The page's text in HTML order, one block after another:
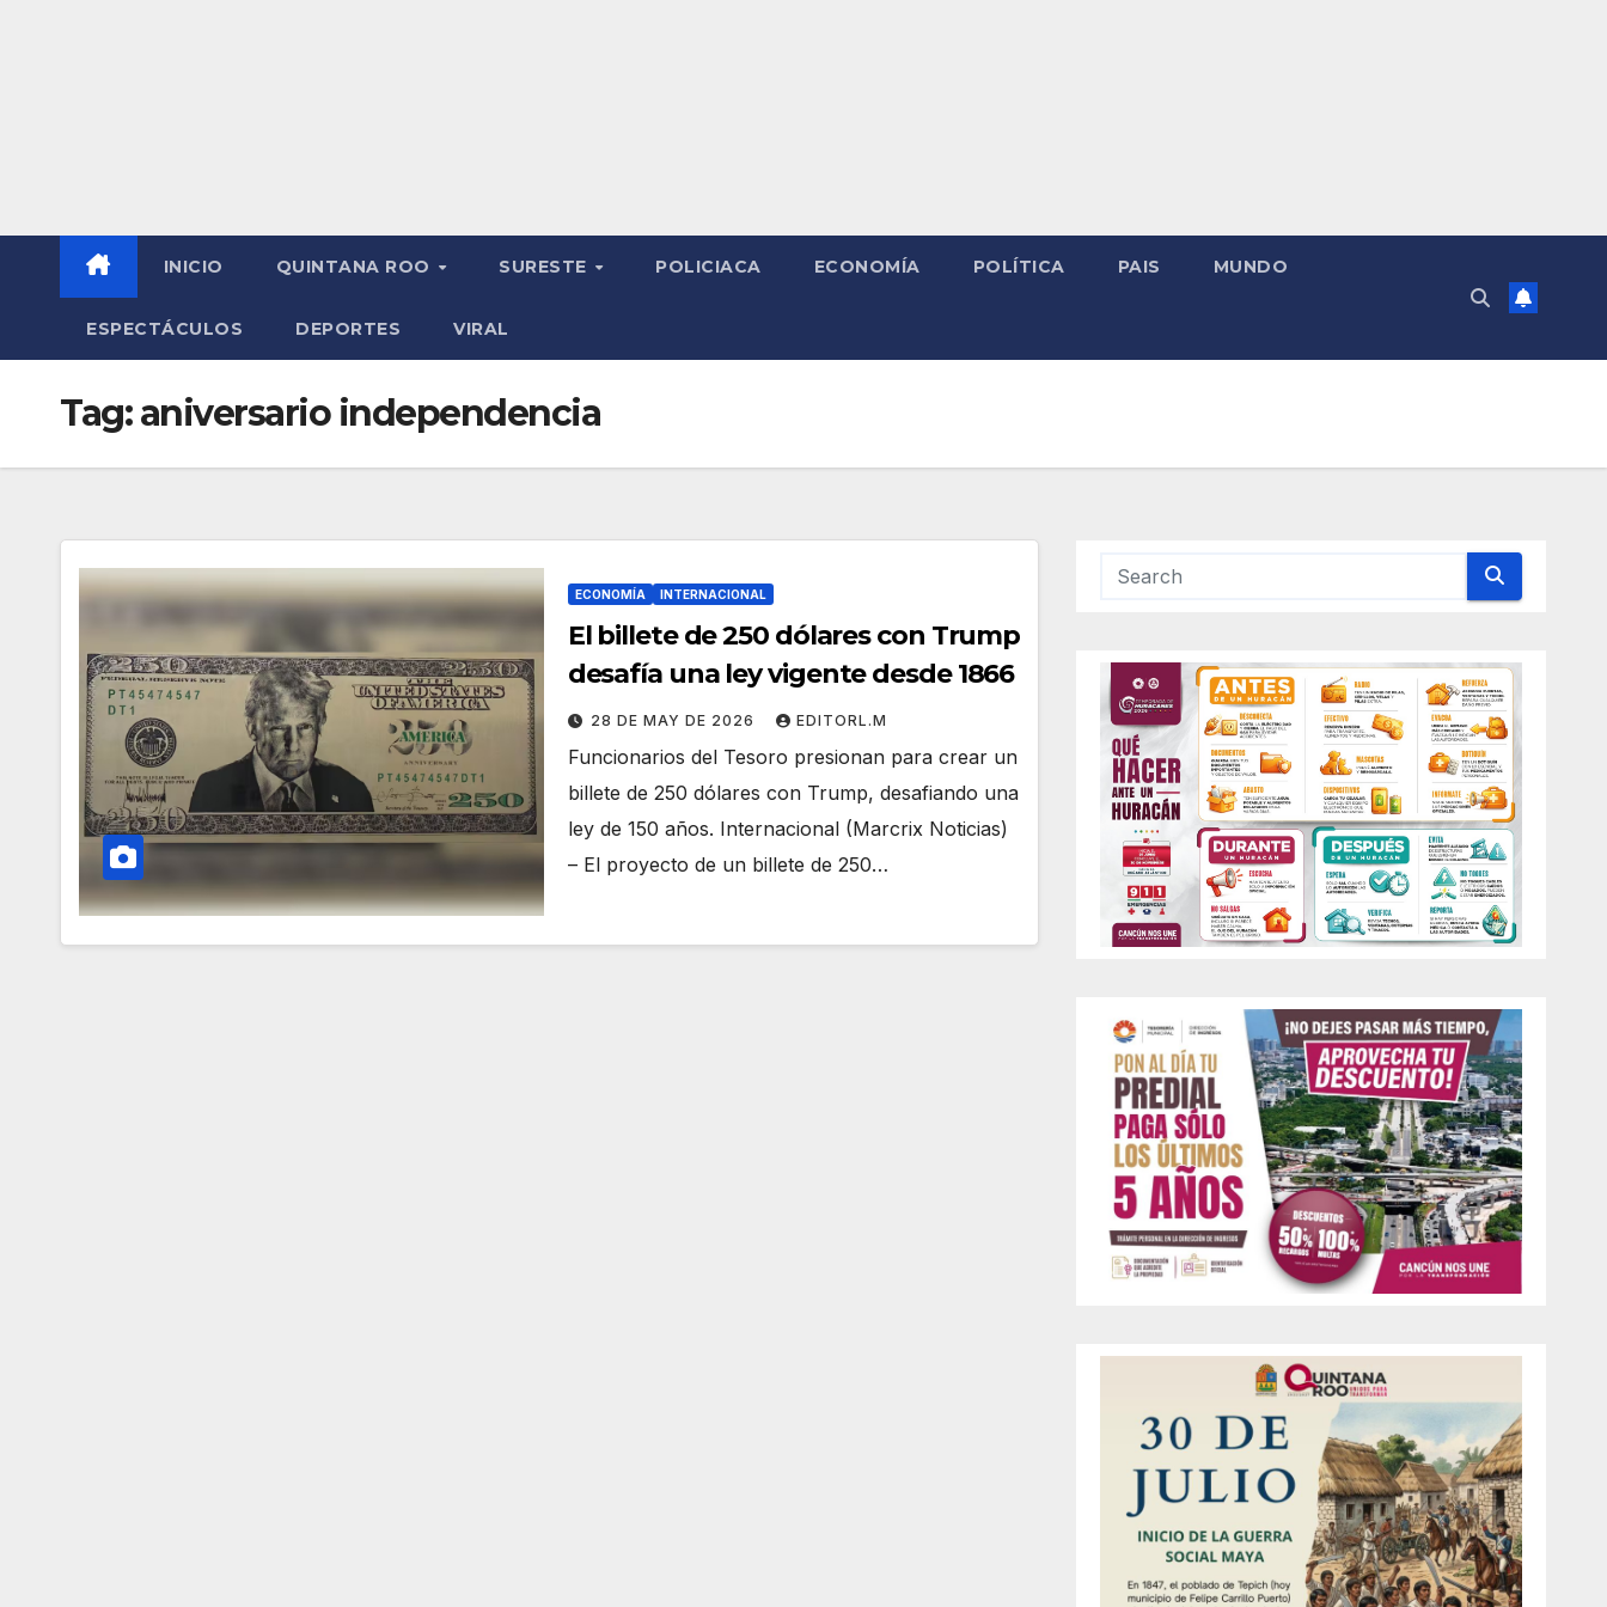
INICIO QUINTANA ROO SURESTE POLICIACA ECONOMÍA POLÍTICA PAIS MUNDO
ESPECTÁCULOS DEPORTES VIRAL
Tag:aniversario independencia
ECONOMÍA INTERNACIONAL
El billete de 250 dólares con Trump
desafía una ley vigente desde 1866
28 DE MAY DE 2026 EDITORL.M
Funcionarios del Tesoro presionan para crear un
billete de 250 dólares con Trump, desafiando una
ley de 150 años. Internacional (Marcrix Noticias)
– El proyecto de un billete de 250…